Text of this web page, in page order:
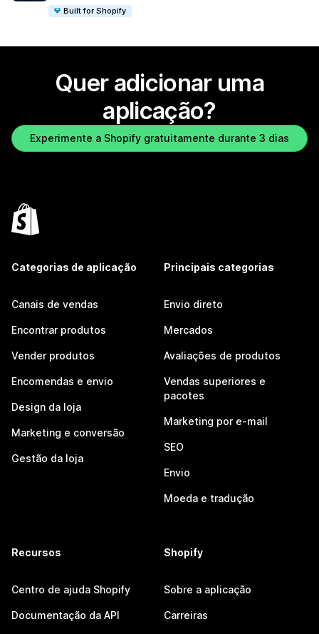
Built for Shopify
Quer adicionar uma
aplicação?
Experimente a Shopify gratuitamente durante 3 dias
Categorias de aplicação
Canais de vendas
Encontrar produtos
Vender produtos
Encomendas e envio
Design da loja
Marketing e conversão
Gestão da loja
Principais categorias
Envio direto
Mercados
Avaliações de produtos
Vendas superiores e
pacotes
Marketing por e-mail
SEO
Envio
Moeda e tradução
Recursos
Centro de ajuda Shopify
Documentação da API
Shopify
Sobre a aplicação
Carreiras